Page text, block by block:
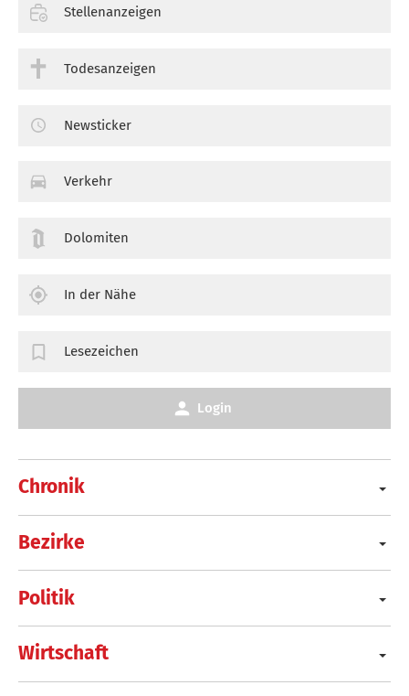
Chronik
Bezirke
Politik
Wirtschaft
Stellenanzeigen
Todesanzeigen
Newsticker
Verkehr
Dolomiten
In der Nähe
Lesezeichen
Login